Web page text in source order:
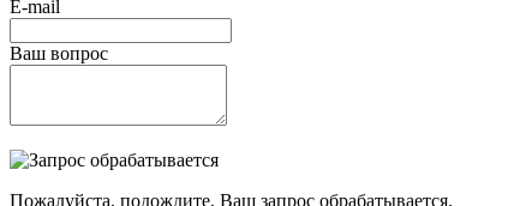
E-mail
Ваш вопрос
Пожалуйста, подождите, Ваш запрос обрабатывается.